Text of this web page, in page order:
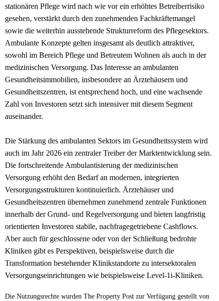
stationären Pflege wird nach wie vor ein erhöhtes Betreiberrisiko
gesehen, verstärkt durch den zunehmenden Fachkräftemangel
sowie die weiterhin ausstehende Strukturreform des Pflegesektors.
Ambulante Konzepte gelten insgesamt als deutlich attraktiver,
sowohl im Bereich Pflege und Betreutem Wohnen als auch in der
medizinischen Versorgung. Das Interesse an ambulanten
Gesundheitsimmobilien, insbesondere an Ärztehäusern und
Gesundheitszentren, ist entsprechend hoch, und eine wachsende
Zahl von Investoren setzt sich intensiver mit diesem Segment
auseinander.
Die Stärkung des ambulanten Sektors im Gesundheitssystem wird
auch im Jahr 2026 ein zentraler Treiber der Marktentwicklung sein.
Die fortschreitende Ambulantisierung der medizinischen
Versorgung erhöht den Bedarf an modernen, integrierten
Versorgungsstrukturen kontinuierlich. Ärztehäuser und
Gesundheitszentren übernehmen zunehmend zentrale Funktionen
innerhalb der Grund- und Regelversorgung und bieten langfristig
orientierten Investoren stabile, nachfragegetriebene Cashflows.
Aber auch für geschlossene oder von der Schließung bedrohte
Kliniken gibt es Perspektiven, beispielsweise durch die
Transformation bestehender Klinikstandorte zu intersektoralen
Versorgungseinrichtungen wie beispielsweise Level-1i-Kliniken.
Die Nutzungsrechte wurden The Property Post zur Verfügung gestellt von